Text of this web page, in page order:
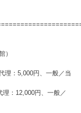
）
理：5,000円、一般／当
：12,000円、一般／